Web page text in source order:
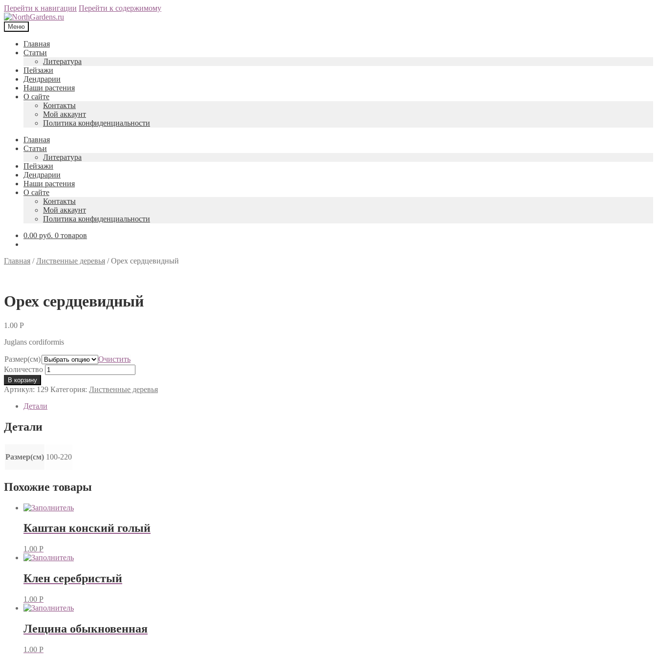
Перейти к навигации Перейти к содержимому
Меню
Главная
Статьи
Литература
Пейзажи
Дендрарии
Наши растения
О сайте
Контакты
Мой аккаунт
Политика конфиденциальности
Главная
Статьи
Литература
Пейзажи
Дендрарии
Наши растения
О сайте
Контакты
Мой аккаунт
Политика конфиденциальности
0.00 руб. 0 товаров
Главная /Лиственные деревья /Орех сердцевидный
Орех сердцевидный
1.00 Р
Juglans cordiformis
Размер(см)
Очистить
Количество
В корзину
Артикул: 129 Категория: Лиственные деревья
Детали
Детали
Размер(см) 100-220
Похожие товары
Каштан конский голый
1.00 Р
Клен серебристый
1.00 Р
Лещина обыкновенная
1.00 Р